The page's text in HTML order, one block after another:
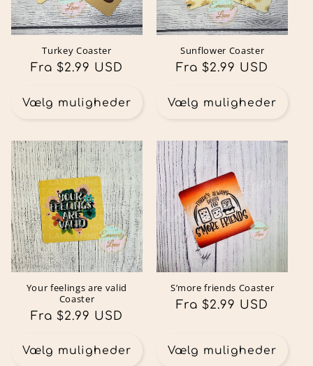
Turkey Coaster
Normalpris
Fra $2.99 USD
Vælg muligheder
Sunflower Coaster
Normalpris
Fra $2.99 USD
Vælg muligheder
Your feelings are valid
Coaster
Normalpris
Fra $2.99 USD
Vælg muligheder
S’more friends Coaster
Normalpris
Fra $2.99 USD
Vælg muligheder